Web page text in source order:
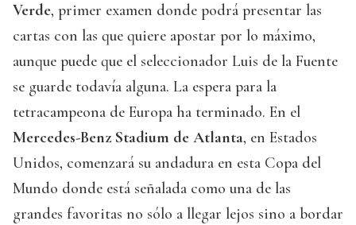
Verde, primer examen donde podrá presentar las
cartas con las que quiere apostar por lo máximo,
aunque puede que el seleccionador Luis de la Fuente
se guarde todavía alguna. La espera para la
tetracampeona de Europa ha terminado. En el
Mercedes-Benz Stadium de Atlanta, en Estados
Unidos, comenzará su andadura en esta Copa del
Mundo donde está señalada como una de las
grandes favoritas no sólo a llegar lejos sino a bordar